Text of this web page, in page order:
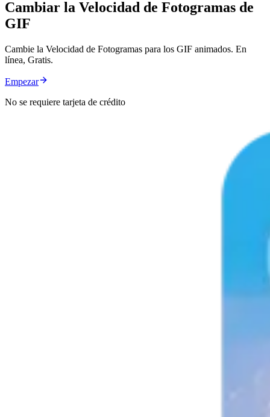
Cambiar la Velocidad de Fotogramas de
GIF
Cambie la Velocidad de Fotogramas para los GIF animados. En
línea, Gratis.
Empezar
No se requiere tarjeta de crédito